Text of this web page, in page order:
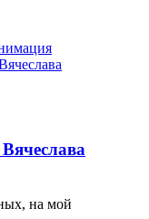
на мой